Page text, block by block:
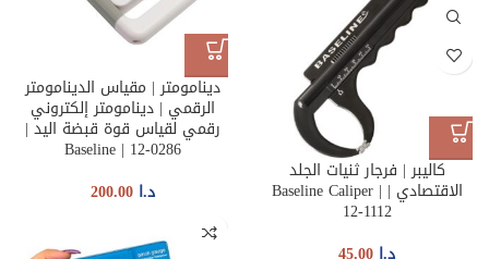
دينامومتر | مقياس الدينامومتر
الرقمي | دينامومتر إلكتروني
رقمي لقياس قوة قبضة اليد |
Baseline | 12-0286
د.ا 200.00
كاليبر | فرجار ثنيات الجلد
الاقتصادي | Baseline Caliper |
12-1112